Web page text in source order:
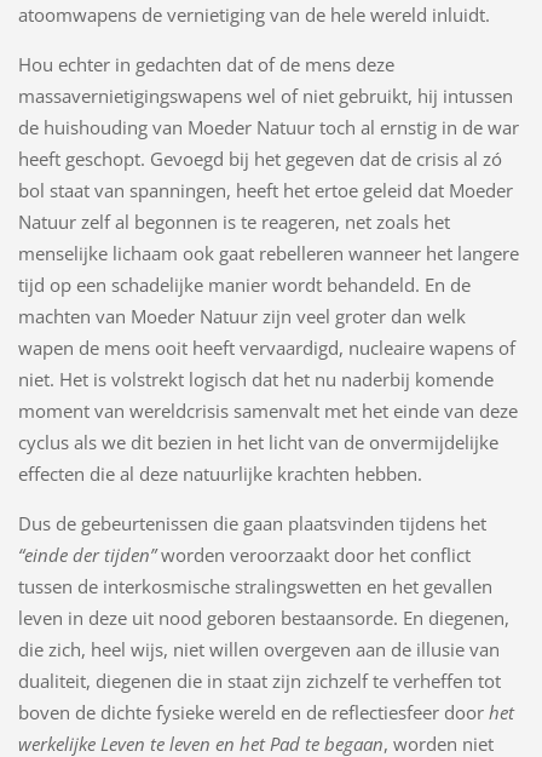
atoomwapens de vernietiging van de hele wereld inluidt.
Hou echter in gedachten dat of de mens deze
massavernietigingswapens wel of niet gebruikt, hij intussen
de huishouding van Moeder Natuur toch al ernstig in de war
heeft geschopt. Gevoegd bij het gegeven dat de crisis al zó
bol staat van spanningen, heeft het ertoe geleid dat Moeder
Natuur zelf al begonnen is te reageren, net zoals het
menselijke lichaam ook gaat rebelleren wanneer het langere
tijd op een schadelijke manier wordt behandeld. En de
machten van Moeder Natuur zijn veel groter dan welk
wapen de mens ooit heeft vervaardigd, nucleaire wapens of
niet. Het is volstrekt logisch dat het nu naderbij komende
moment van wereldcrisis samenvalt met het einde van deze
cyclus als we dit bezien in het licht van de onvermijdelijke
effecten die al deze natuurlijke krachten hebben.
Dus de gebeurtenissen die gaan plaatsvinden tijdens het
“einde der tijden”worden veroorzaakt door het conflict
tussen de interkosmische stralingswetten en het gevallen
leven in deze uit nood geboren bestaansorde. En diegenen,
die zich, heel wijs, niet willen overgeven aan de illusie van
dualiteit, diegenen die in staat zijn zichzelf te verheffen tot
boven de dichte fysieke wereld en de reflectiesfeer door het
werkelijke Leven te leven en het Pad te begaan, worden niet